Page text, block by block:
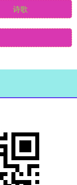
诗歌